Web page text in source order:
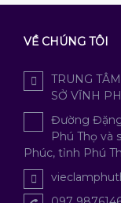
VỀ CHÚNG TÔI
TRUNG
SỞ VĨNH
Đường
Phú Thọ và
Phúc, tỉnh Phú